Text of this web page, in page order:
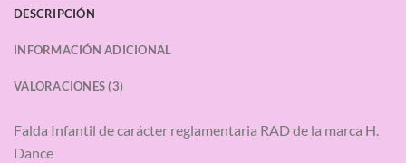
DESCRIPCIÓN
INFORMACIÓN ADICIONAL
VALORACIONES (3)
Falda Infantil de carácter reglamentaria RAD de la marca H.
Dance